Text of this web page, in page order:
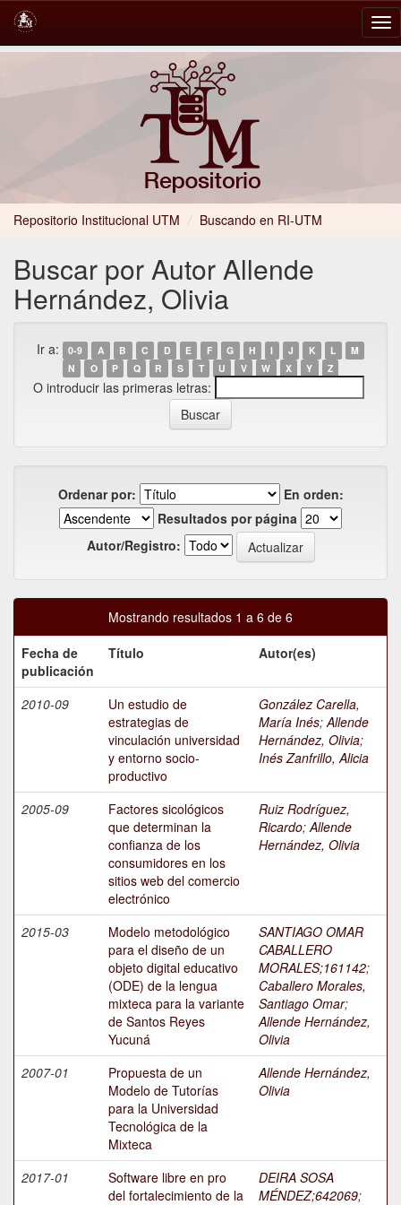
Repositorio Institucional UTM / Buscando en RI-UTM
Buscar por Autor Allende
Hernández, Olivia
Ir a: 0-9 A B C D E F G H I J K L
M
N
O P Q R S T U V W X Y Z
O introducir las primeras letras:
Ordenar por:
En orden:
Resultados por página
Autor/Registro:
Mostrando resultados 1 a 6 de 6
Fecha de
publicación
Título Autor(es)
2010-09
Un estudio de
estrategias de
vinculación universidad
y entorno socio-
productivo
González Carella,
María Inés;Allende
Hernández, Olivia;
Inés Zanfrillo, Alicia
2005-09
Factores sicológicos
que determinan la
confianza de los
consumidores en los
sitios web del comercio
electrónico
Ruiz Rodríguez,
Ricardo;Allende
Hernández, Olivia
2015-03
Modelo metodológico
para el diseño de un
objeto digital educativo
(ODE) de la lengua
mixteca para la variante
de Santos Reyes
Yucuná
SANTIAGO OMAR
CABALLERO
MORALES;161142;
Caballero Morales,
Santiago Omar;
Allende Hernández,
Olivia
2007-01
Propuesta de un
Modelo de Tutorías
para la Universidad
Tecnológica de la
Mixteca
Allende Hernández,
Olivia
2017-01
Software libre en pro
del fortalecimiento de la
DEIRA SOSA
MÉNDEZ;642069;